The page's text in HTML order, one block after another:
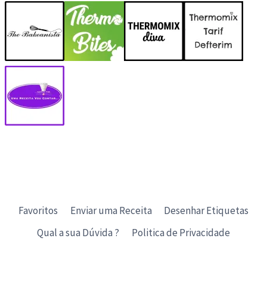
Favoritos Enviar uma Receita
Desenhar Etiquetas
Qual a sua Dúvida ?
Politica de Privacidade